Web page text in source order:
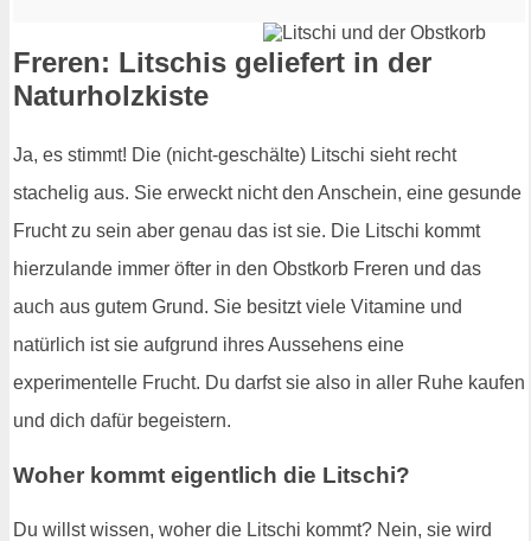
Freren: Litschis geliefert in der
Naturholzkiste
Ja, es stimmt! Die (nicht-geschälte) Litschi sieht recht
stachelig aus. Sie erweckt nicht den Anschein, eine gesunde
Frucht zu sein aber genau das ist sie. Die Litschi kommt
hierzulande immer öfter in den Obstkorb Freren und das
auch aus gutem Grund. Sie besitzt viele Vitamine und
natürlich ist sie aufgrund ihres Aussehens eine
experimentelle Frucht. Du darfst sie also in aller Ruhe kaufen
und dich dafür begeistern.
Woher kommt eigentlich die Litschi?
Du willst wissen, woher die Litschi kommt? Nein, sie wird